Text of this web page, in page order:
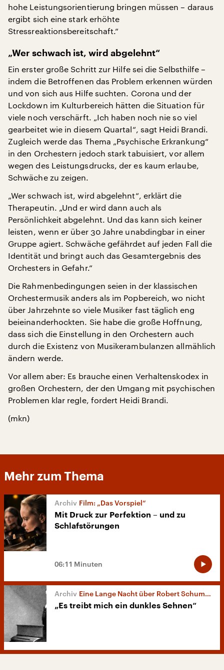
hohe Leistungsorientierung bringen müssen – daraus
ergibt sich eine stark erhöhte
Stressreaktionsbereitschaft.“
„Wer schwach ist, wird abgelehnt“
Ein erster große Schritt zur Hilfe sei die Selbsthilfe –
indem die Betroffenen das Problem erkennen würden
und von sich aus Hilfe suchten. Corona und der
Lockdown im Kulturbereich hätten die Situation für
viele noch verschärft. „Ich haben noch nie so viel
gearbeitet wie in diesem Quartal“, sagt Heidi Brandi.
Zugleich werde das Thema „Psychische Erkrankung“
in den Orchestern jedoch stark tabuisiert, vor allem
wegen des Leistungsdrucks, der es kaum erlaube,
Schwäche zu zeigen.
„Wer schwach ist, wird abgelehnt“, erklärt die
Therapeutin. „Und er wird dann auch als
Persönlichkeit abgelehnt. Und das kann sich keiner
leisten, wenn er über 30 Jahre unabdingbar in einer
Gruppe agiert. Schwäche gefährdet auf jeden Fall die
Identität und bringt auch das Gesamtergebnis des
Orchesters in Gefahr.“
Die Rahmenbedingungen seien in der klassischen
Orchestermusik anders als im Popbereich, wo nicht
über Jahrzehnte so viele Musiker fast täglich eng
beieinanderhockten. Sie habe die große Hoffnung,
dass sich die Einstellung in den Orchestern auch
durch die Existenz von Musikerambulanzen allmählich
ändern werde.
Vor allem aber: Es brauche einen Verhaltenskodex in
großen Orchestern, der den Umgang mit psychischen
Problemen klar regle, fordert Heidi Brandi.
(mkn)
Mehr zum Thema
Film: „Das Vorspiel“
Mit Druck zur Perfektion – und zu
Schlafstörungen
06:11 Minuten
Eine Lange Nacht über Robert Schumann
„Es treibt mich ein dunkles Sehnen“